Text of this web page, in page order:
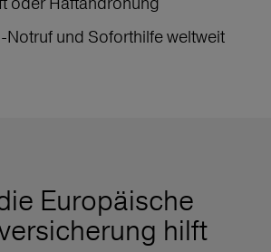
Notruf und Soforthilfe weltweit
Europäische
hilft